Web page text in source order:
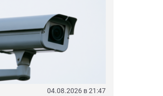
04.08.2026 в 21:47